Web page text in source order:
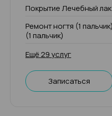
Покрытие Лечебный лак
Ремонт ногтя (1
(1 пальчик)
Ещё 29 услуг
Записаться